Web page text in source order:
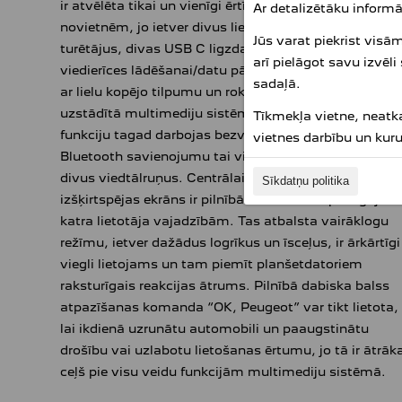
ir atvēlēta tikai un vienīgi ērtībām un sīkumu
novietnēm, jo ietver divus liela diametra glāžu
turētājus, divas USB C ligzdas (viedierīces lādēšanai
viedierīces lādēšanai/datu pārraidei), kā arī novietnes
ar lielu kopējo tilpumu un roku balstu. Jaunajā modelī
uzstādītā multimediju sistēma ar ekrānu
funkciju tagad darbojas bezvadu režīmā, turklāt ar
Bluetooth savienojumu tai vienlaicīgi var pievienot
divus viedtālruņus. Centrālais 10 collu augstas
izšķirtspējas ekrāns ir pilnībā un vienkārši pielāgojams
katra lietotāja vajadzībām. Tas atbalsta vairāklogu
režīmu, ietver dažādus logrīkus un īsceļus, ir ārkārtīgi
viegli lietojams un tam piemīt planšetdatoriem
raksturīgais reakcijas ātrums. Pilnībā dabiska balss
atpazīšanas komanda “OK, Peugeot” var tikt lietota,
lai ikdienā uzrunātu automobili un paaugstinātu
drošību vai uzlabotu lietošanas ērtumu, jo tā ir
ceļš pie visu veidu funkcijām multimediju sistēmā.
Ar detalizētāku
Jūs varat piekrist
arī pielāgot savu izvēli
sadaļā.
Tīkmekļa vietne,
vietnes darbību un
Sīkdatņu politika